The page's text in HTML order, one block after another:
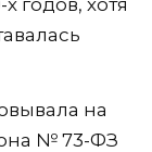
на
№ 73-ФЗ